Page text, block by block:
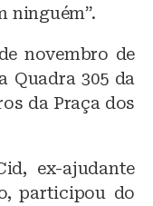
ninguém”.
novembro de
Quadra 305 da
da Praça dos
ex-ajudante
participou do